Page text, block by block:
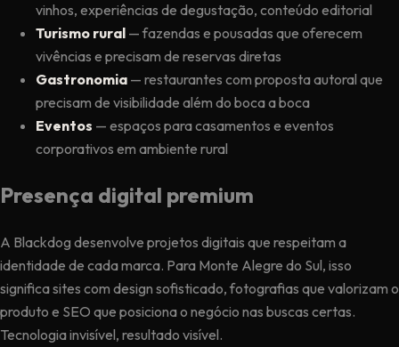
vinhos, experiências de degustação, conteúdo editorial
Turismo rural — fazendas e pousadas que oferecem
vivências e precisam de reservas diretas
Gastronomia — restaurantes com proposta autoral que
precisam de visibilidade além do boca a boca
Eventos — espaços para casamentos e eventos
corporativos em ambiente rural
Presença digital premium
A Blackdog desenvolve projetos digitais que respeitam a
identidade de cada marca. Para Monte Alegre do Sul, isso
significa sites com design sofisticado, fotografias que valorizam o
produto e SEO que posiciona o negócio nas buscas certas.
Tecnologia invisível, resultado visível.